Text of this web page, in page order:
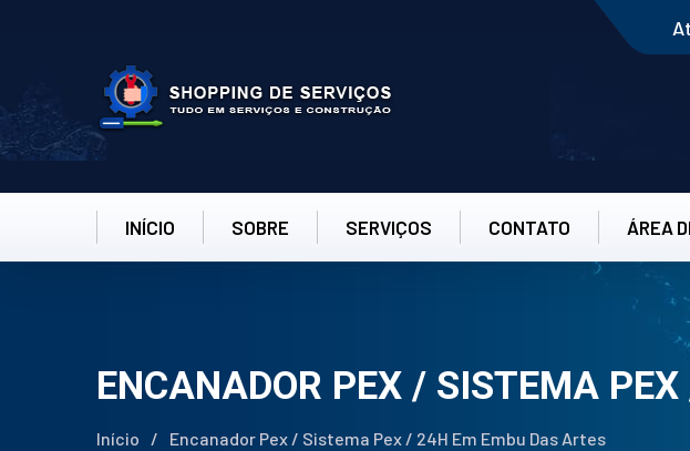
INÍCIO SOBRE SERVIÇOS CONTATO ÁREA
ENCANADOR PEX / SISTEMA
Início / Encanador Pex / Sistema Pex / 24H Em Embu Das Artes